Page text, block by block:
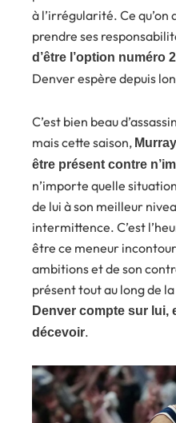
à l’irrégularité. Ce qu’on
prendre ses
d’être l’option numéro
Denver espère depuis
C’est bien beau
mais cette saison,
être présent contre
n’importe quelle
de lui à son meilleur
intermittence. C’est
être ce meneur
ambitions et de son
présent tout au long de
Denver compte sur lui,
décevoir.